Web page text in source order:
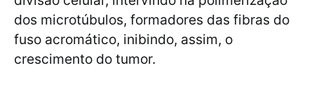
dos microtúbulos, formadores das fibras do
fuso acromático, inibindo, assim, o
crescimento do tumor.